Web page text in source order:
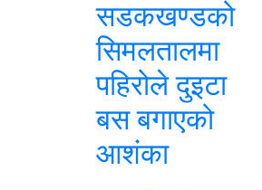
सडकखण्डको
सिमलतालमा
पहिरोले दुइटा
बस बगाएको
आशंका